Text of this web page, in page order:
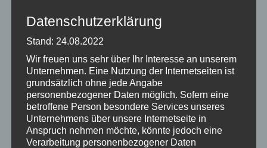
Programm:
– Verleihung der FEMME 2018
– Remo-live
MODERATION:
Martina Klementin
Wann: Fr. 6. April 2018, 19.00 Uhr
Wo: Konzerthaus Klagenfurt
Datenschutzerklärung
Stand: 24.08.2022
Wir freuen uns sehr über Ihr Interesse an unserem
Unternehmen. Eine Nutzung der Internetseiten ist
grundsätzlich ohne jede Angabe
personenbezogener Daten möglich. Sofern eine
betroffene Person besondere Services unseres
Unternehmens über unsere Internetseite in
Anspruch nehmen möchte, könnte jedoch eine
Verarbeitung personenbezogener Daten